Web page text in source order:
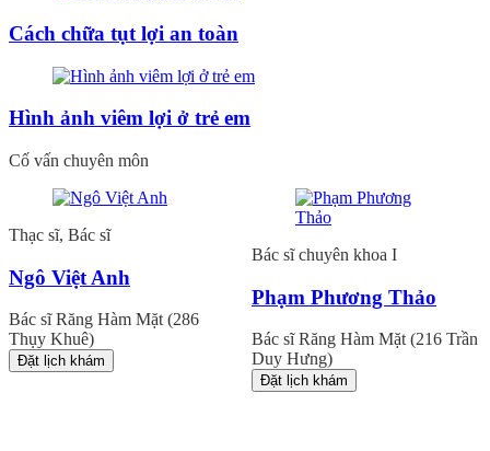
Cách chữa tụt lợi an toàn
Hình ảnh viêm lợi ở trẻ em
Cố vấn chuyên môn
Thạc sĩ, Bác sĩ
Ngô Việt Anh
Bác sĩ Răng Hàm Mặt (286
Thụy Khuê)
Đặt lịch khám
Bác sĩ chuyên khoa I
Phạm Phương Thảo
Bác sĩ Răng Hàm Mặt (216 Trần
Duy Hưng)
Đặt lịch khám